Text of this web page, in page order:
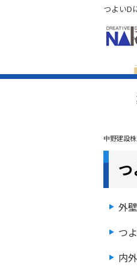
つよいD
中野建設
つ
外
つ
内